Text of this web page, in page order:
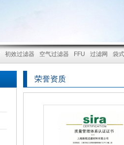
初效过滤器 空气过滤器 FFU 过滤网 袋
荣誉资质